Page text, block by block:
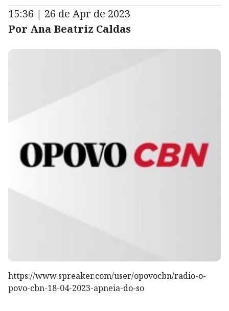
15:36 | 26 de Apr de 2023
Por Ana Beatriz Caldas
https://www.spreaker.com/user/opovocbn/radio-o-
povo-cbn-18-04-2023-apneia-do-so